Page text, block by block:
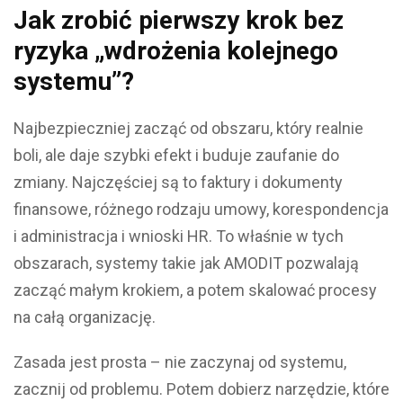
Jak zrobić pierwszy krok bez
ryzyka „wdrożenia kolejnego
systemu”?
Najbezpieczniej zacząć od obszaru, który realnie
boli, ale daje szybki efekt i buduje zaufanie do
zmiany. Najczęściej są to faktury i dokumenty
finansowe, różnego rodzaju umowy, korespondencja
i administracja i wnioski HR. To właśnie w tych
obszarach, systemy takie jak AMODIT pozwalają
zacząć małym krokiem, a potem skalować procesy
na całą organizację.
Zasada jest prosta – nie zaczynaj od systemu,
zacznij od problemu. Potem dobierz narzędzie, które